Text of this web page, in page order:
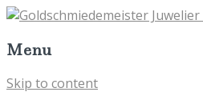
Menu
Skip to content